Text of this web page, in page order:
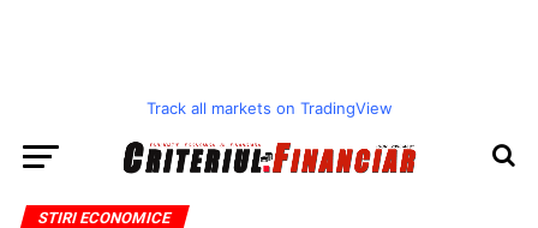
Track all markets on TradingView
STIRI ECONOMICE